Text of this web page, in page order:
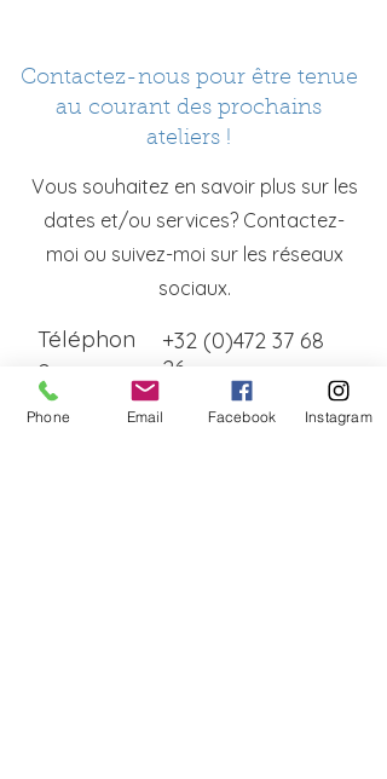
Contactez-nous pour être tenue
au courant des prochains
ateliers !
Vous souhaitez en savoir plus sur les
dates et/ou services? Contactez-
moi ou suivez-moi sur les réseaux
sociaux.
Téléphon
e
+32 (0)472 37 68
26
Phone Email Facebook Instagram